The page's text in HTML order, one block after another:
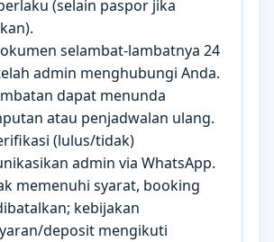
(selain paspor jika
selambat-lambatnya 24
admin menghubungi Anda.
dapat menunda
atau penjadwalan ulang.
(lulus/tidak)
admin via WhatsApp.
memenuhi syarat, booking
kebijakan
deposit mengikuti